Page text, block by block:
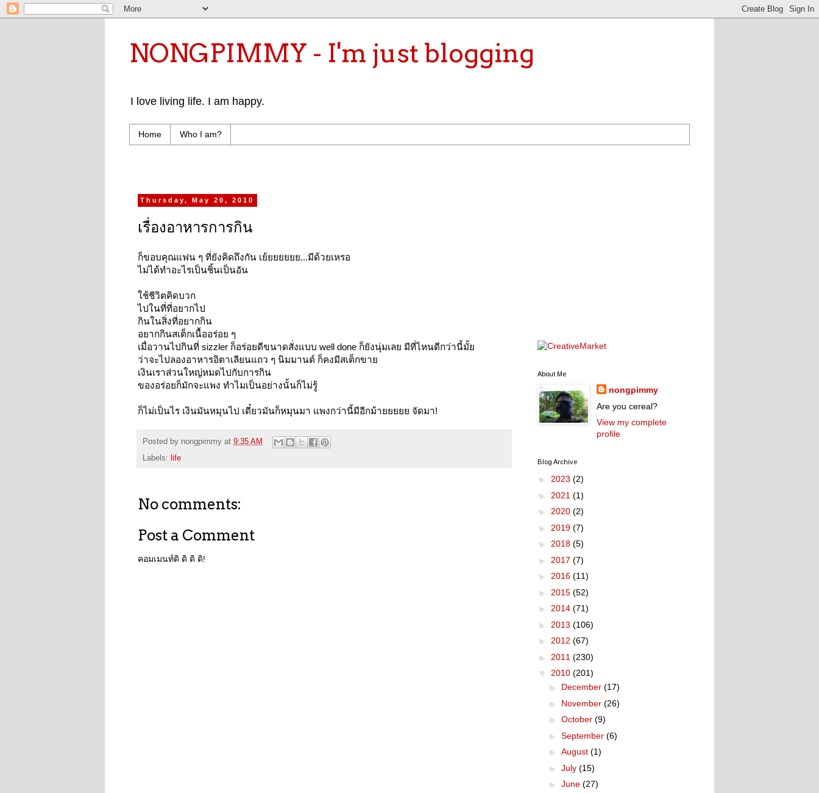
NONGPIMMY - I'm just blogging
I love living life. I am happy.
Home Who I am?
Thursday, May 20, 2010
เรื่องอาหารการกิน
ก็ขอบคุณแฟน ๆ ที่ยังคิดถึงกัน เย้ยยยยยย...มีด้วยเหรอ
ไม่ได้ทำอะไรเป็นชิ้นเป็นอัน
ใช้ชีวิตคิดบวก
ไปในที่ที่อยากไป
กินในสิ่งที่อยากกิน
อยากกินสเต็กเนื้ออร่อย ๆ
เมื่อวานไปกินที่ sizzler ก็อร่อยดีขนาดสั่งแบบ well done ก็ยังนุ่มเลย มีที่ไหนดีกว่านี้มั้ย
ว่าจะไปลองอาหารอิตาเลียนแถว ๆ นิมมานต์ ก็คงมีสเต็กขาย
เงินเราส่วนใหญ่หมดไปกับการกิน
ของอร่อยก็มักจะแพง ทำไมเป็นอย่างนั้นก็ไม่รู้
ก็ไม่เป็นไร เงินมันหมุนไป เดี๋ยวมันก็หมุนมา แพงกว่านี้มีอีกม้ายยยยย จัดมา!
Posted by nongpimmy at 9:35 AM
Labels: life
No comments:
Post a Comment
คอมเมนท์ดิ ดิ ดิ ดิ!
About Me
nongpimmy
Are you cereal?
View my complete
profile
Blog Archive
► 2023 (2)
► 2021 (1)
► 2020 (2)
► 2019 (7)
► 2018 (5)
► 2017 (7)
► 2016 (11)
► 2015 (52)
► 2014 (71)
► 2013 (106)
► 2012 (67)
► 2011 (230)
▼ 2010 (201)
► December (17)
► November (26)
► October (9)
► September (6)
► August (1)
► July (15)
► June (27)